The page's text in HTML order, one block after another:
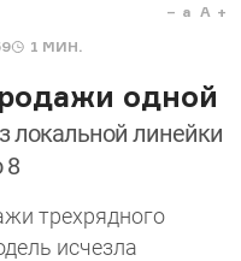
1 МИН.
a A
одной
локальной линейки
8
трехрядного
исчезла